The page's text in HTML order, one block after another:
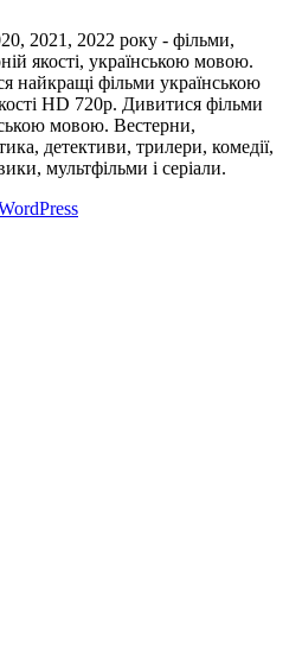
2021, 2022 року - фільми,
якості, українською мовою.
найкращі фільми українською
HD 720p. Дивитися фільми
мовою. Вестерни,
детективи, трилери, комедії,
мультфільми і серіали.